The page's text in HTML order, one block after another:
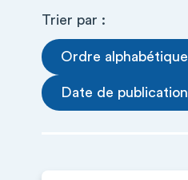
Trier par :
Ordre alphabétique
Date de publication